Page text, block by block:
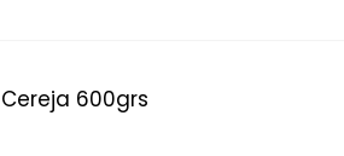
Cereja 600grs